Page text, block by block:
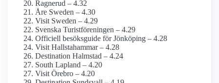
Ragnerud – 4.32
Åre Sweden – 4.30
Visit Sweden – 4.29
Svenska Turistföreningen – 4.29
Officiell besöksguide för Jönköping – 4.28
Visit Hallstahammar – 4.28
Destination Halmstad – 4.24
South Lapland – 4.20
Visit Örebro – 4.20